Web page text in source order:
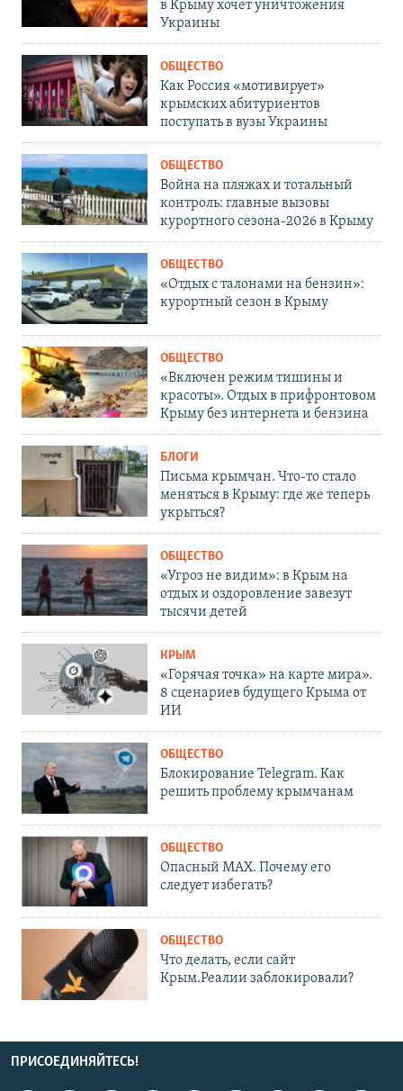
в Крыму хочет уничтожения
Украины
ОБЩЕСТВО
Как Россия «мотивирует»
крымских абитуриентов
поступать в вузы Украины
ОБЩЕСТВО
Война на пляжах и тотальный
контроль: главные вызовы
курортного сезона-2026 в Крыму
ОБЩЕСТВО
«Отдых с талонами на бензин»:
курортный сезон в Крыму
ОБЩЕСТВО
«Включен режим тишины и
красоты». Отдых в прифронтовом
Крыму без интернета и бензина
БЛОГИ
Письма крымчан. Что-то стало
меняться в Крыму: где же теперь
укрыться?
ОБЩЕСТВО
«Угроз не видим»: в Крым на
отдых и оздоровление завезут
тысячи детей
КРЫМ
«Горячая точка» на карте мира».
8 сценариев будущего Крыма от
ИИ
ОБЩЕСТВО
Блокирование Telegram. Как
решить проблему крымчанам
ОБЩЕСТВО
Опасный MAX. Почему его
следует избегать?
ОБЩЕСТВО
Что делать, если сайт
Крым.Реалии заблокировали?
ПРИСОЕДИНЯЙТЕСЬ!